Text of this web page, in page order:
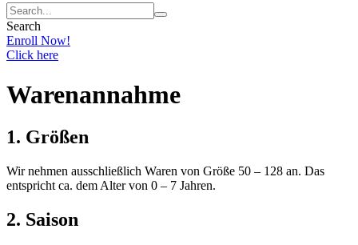
Search
Enroll Now!
Click here
Warenannahme
1. Größen
Wir nehmen ausschließlich Waren von Größe 50 – 128 an. Das
entspricht ca. dem Alter von 0 – 7 Jahren.
2. Saison